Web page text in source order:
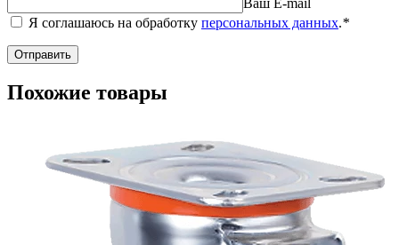
Я соглашаюсь на обработку персональных данных.*
Похожие товары